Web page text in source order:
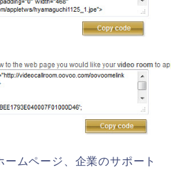
ムページ、企業のサポート